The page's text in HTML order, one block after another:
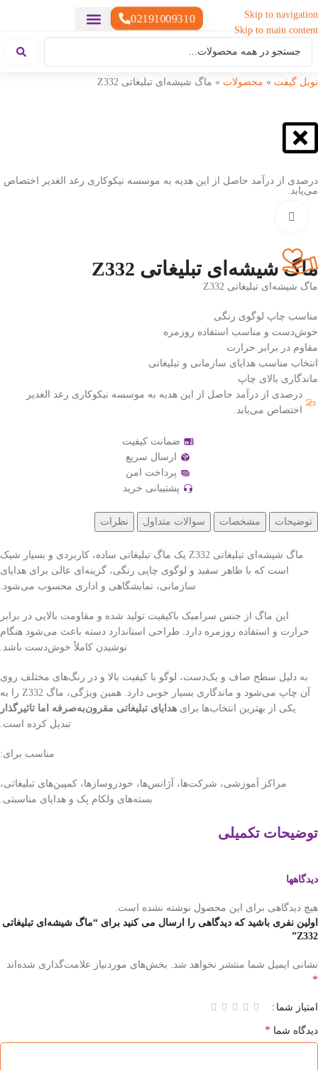
Skip to navigation
Skip to main content
02191009310
نوبل گیفت » محصولات » ماگ شیشه‌ای تبلیغاتی Z332
درصدی از درآمد حاصل از این هدیه به موسسه نیکوکاری رعد الغدیر اختصاص
می‌یابد.
ماگ شیشه‌ای تبلیغاتی Z332
ماگ شیشه‌ای تبلیغاتی Z332
مناسب چاپ لوگوی رنگی
خوش‌دست و مناسب استفاده روزمره
مقاوم در برابر حرارت
انتخاب مناسب هدایای سازمانی و تبلیغاتی
ماندگاری بالای چاپ
درصدی از درآمد حاصل از این هدیه به موسسه نیکوکاری رعد الغدیر
اختصاص می‌یابد.
ضمانت کیفیت
ارسال سریع
پرداخت امن
پشتیبانی خرید
توضیحات مشخصات سوالات متداول نظرات
ماگ شیشه‌ای تبلیغاتی Z332 یک ماگ تبلیغاتی ساده، کاربردی و بسیار شیک
است که با ظاهر سفید و لوگوی چاپی رنگی، گزینه‌ای عالی برای هدایای
سازمانی، نمایشگاهی و اداری محسوب می‌شود.
این ماگ از جنس سرامیک باکیفیت تولید شده و مقاومت بالایی در برابر
حرارت و استفاده روزمره دارد. طراحی استاندارد دسته باعث می‌شود هنگام
نوشیدن کاملاً خوش‌دست باشد.
به دلیل سطح صاف و یک‌دست، لوگو با کیفیت بالا و در رنگ‌های مختلف روی
آن چاپ می‌شود و ماندگاری بسیار خوبی دارد. همین ویژگی، ماگ Z332 را به
یکی از بهترین انتخاب‌ها برای هدایای تبلیغاتی مقرون‌به‌صرفه اما تاثیرگذار
تبدیل کرده است.
مناسب برای:
مراکز آموزشی، شرکت‌ها، آژانس‌ها، خودروسازها، کمپین‌های تبلیغاتی،
بسته‌های ولکام پک و هدایای مناسبتی.
توضیحات تکمیلی
دیدگاهها
هیچ دیدگاهی برای این محصول نوشته نشده است.
اولین نفری باشید که دیدگاهی را ارسال می کنید برای “ماگ شیشه‌ای تبلیغاتی
Z332”
نشانی ایمیل شما منتشر نخواهد شد. بخش‌های موردنیاز علامت‌گذاری شده‌اند
*
امتیاز شما
دیدگاه شما *